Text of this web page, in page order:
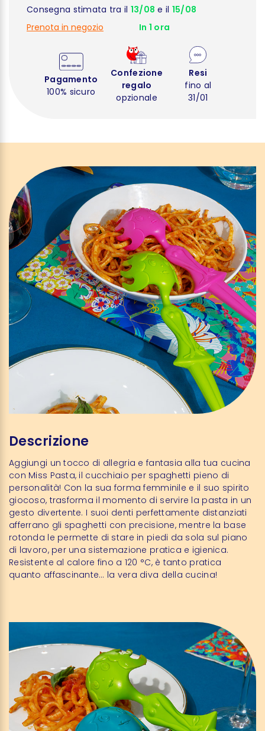
Consegna stimata tra il 13/08 e il 15/08
Prenota in negozio
In 1 ora
Pagamento
100% sicuro
Confezione
regalo
opzionale
Resi
fino al
31/01
Descrizione
Aggiungi un tocco di allegria e fantasia alla tua cucina
con Miss Pasta, il cucchiaio per spaghetti pieno di
personalità! Con la sua forma femminile e il suo spirito
giocoso, trasforma il momento di servire la pasta in un
gesto divertente. I suoi denti perfettamente distanziati
afferrano gli spaghetti con precisione, mentre la base
rotonda le permette di stare in piedi da sola sul piano
di lavoro, per una sistemazione pratica e igienica.
Resistente al calore fino a 120 °C, è tanto pratica
quanto affascinante… la vera diva della cucina!